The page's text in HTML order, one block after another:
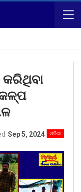
କରିଥିବା
ଓଡ଼ିଶା
Sep 5, 2024